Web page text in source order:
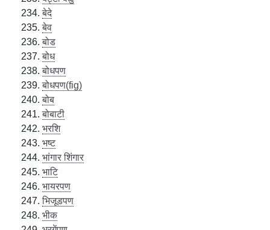
बेदे
बेव
बोड
बोध
बोधपण
बोधपण(fig)
बोब
बोबाटी
भरशि
भष्ट
भांगार शिंगार
भाटि
भायरपण
भिजूडपण
भीक